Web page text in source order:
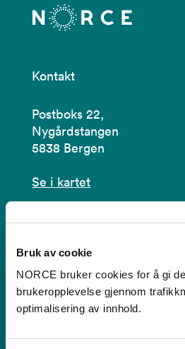
Bruk av cookie
NORCE bruker cookies for å gi
brukeropplevelse gjennom
optimalisering av innhold.
Kontakt
Postboks 22,
Nygårdstangen
5838 Bergen
Se i kartet
Se alle våre lokasjoner
Tilgjengelighetserklæring
Bruk av informasjonskapsler